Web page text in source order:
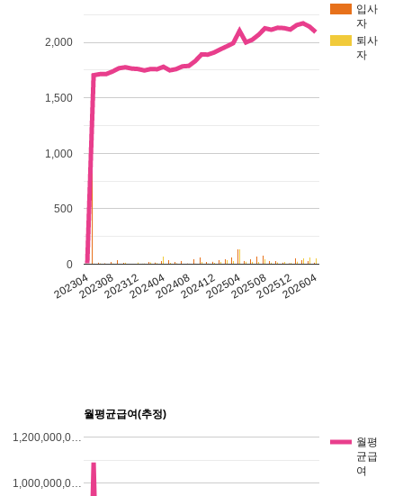
입사
자
퇴사
자
202304202308202312202404202408202412202504202508202512202604
0
500
1,000
1,500
2,000
월평균급여(추정)
월평
균급
여
1,000,000,0…
1,200,000,0…